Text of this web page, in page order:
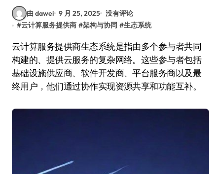
由 dawei 9 月 25, 2025 没有评论
#云计算服务提供商 #架构与协同 #生态系统
云计算服务提供商生态系统是指由多个参与者共同
构建的、提供云服务的复杂网络。这些参与者包括
基础设施供应商、软件开发商、平台服务商以及最
终用户，他们通过协作实现资源共享和功能互补。